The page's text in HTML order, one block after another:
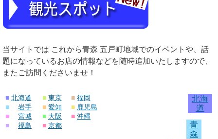
当サイトでは これから青森 五戸町地域でのイベントや、話
題になっているお店の情報などを随時追加いたしますので、
またご訪問くださいませ！
■ 北海道
■
岩手
■
宮城
■
福島
■ 東京
■ 愛知
■ 大阪
■ 京都
■ 福岡
■ 鹿児島
■ 沖縄
北海
道
青
森